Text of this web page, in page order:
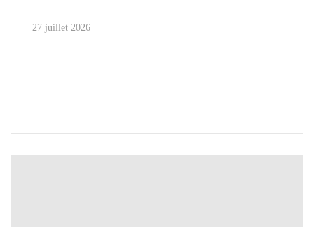
27 juillet 2026